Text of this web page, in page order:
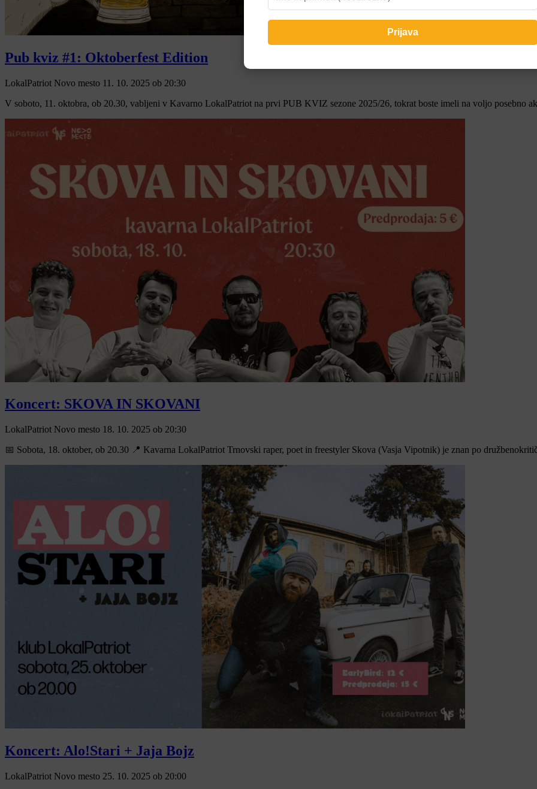
Pub kviz #1: Oktoberfest Edition
LokalPatriot Novo mesto 11. 10. 2025 ob 20:30
V soboto, 11. oktobra, ob 20.30, vabljeni v Kavarno LokalPatriot na prvi PUB KVIZ sezone 2025/26, tokrat boste imeli na voljo posebno
Koncert: SKOVA IN SKOVANI
LokalPatriot Novo mesto 18. 10. 2025 ob 20:30
📅 Sobota, 18. oktober, ob 20.30 📍 Kavarna LokalPatriot Trnovski raper, poet in freestyler Skova (Vasja Vipotnik) je znan po
Koncert: Alo!Stari + Jaja Bojz
LokalPatriot Novo mesto 25. 10. 2025 ob 20:00